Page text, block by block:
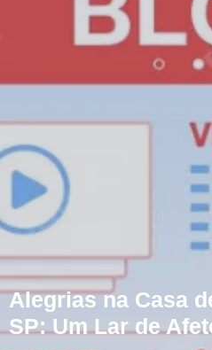
Alegrias na Casa
SP: Um Lar de